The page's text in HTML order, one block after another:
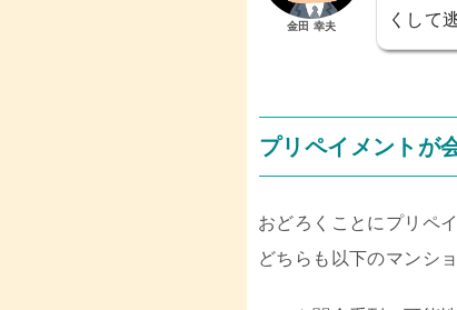
金田 幸夫
くして
プリペイメントが
おどろくことにプリペ
どちらも以下のマンシ